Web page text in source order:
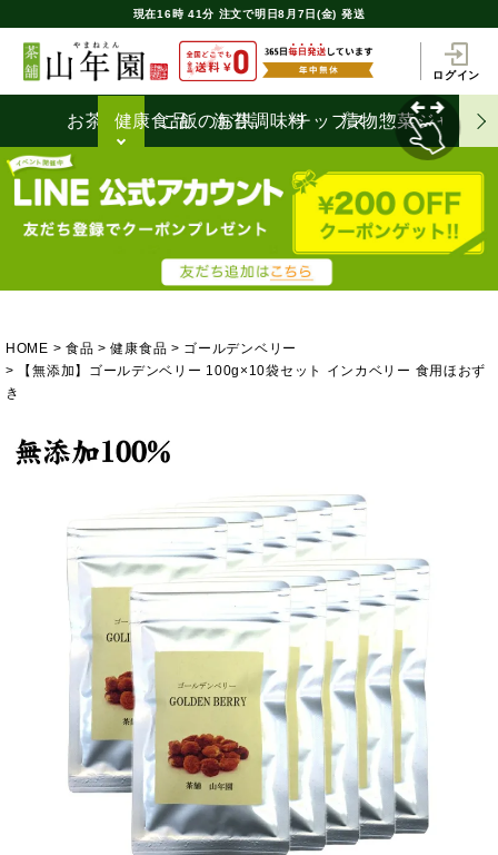
現在16時 41分 注文で明日8月7日(金) 発送
ログイン
お茶うけ健康食品ご飯のお供
海苔調味料チップス
漬物惣菜ジャム
HOME 食品 健康食品
ゴールデンベリー
【無添加】ゴールデンベリー 100g×10袋セット インカベリー 食用ほおず
き